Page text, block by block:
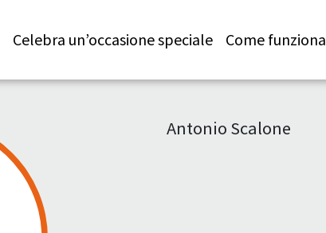
Celebra un’occasione speciale Come funziona
Antonio Scalone